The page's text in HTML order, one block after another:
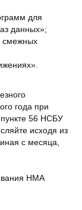
для
данных»;
смежных
года при
56 НСБУ
исходя из
с месяца,
НМА